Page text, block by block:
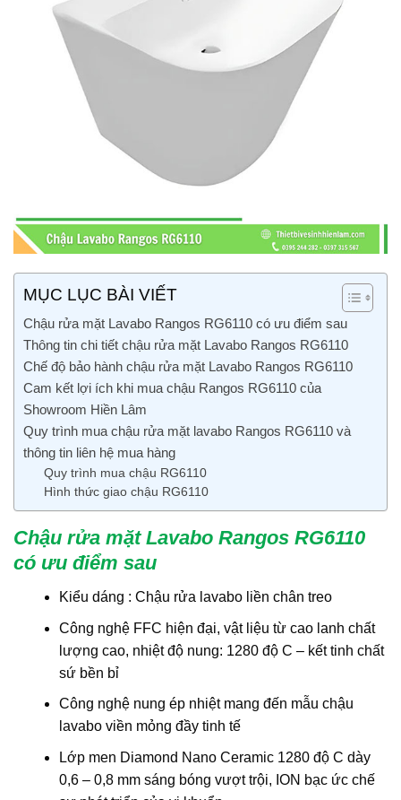
MỤC LỤC BÀI VIẾT
Chậu rửa mặt Lavabo Rangos RG6110 có ưu điểm sau
Thông tin chi tiết chậu rửa mặt Lavabo Rangos RG6110
Chế độ bảo hành chậu rửa mặt Lavabo Rangos RG6110
Cam kết lợi ích khi mua chậu Rangos RG6110 của
Showroom Hiền Lâm
Quy trình mua chậu rửa mặt lavabo Rangos RG6110 và
thông tin liên hệ mua hàng
Quy trình mua chậu RG6110
Hình thức giao chậu RG6110
Chậu rửa mặt Lavabo Rangos RG6110
có ưu điểm sau
Kiểu dáng : Chậu rửa lavabo liền chân treo
Công nghệ FFC hiện đại, vật liệu từ cao lanh chất
lượng cao, nhiệt độ nung: 1280 độ C – kết tinh chất
sứ bền bỉ
Công nghệ nung ép nhiệt mang đến mẫu chậu
lavabo viền mỏng đầy tinh tế
Lớp men Diamond Nano Ceramic 1280 độ C dày
0,6 – 0,8 mm sáng bóng vượt trội, ION bạc ức chế